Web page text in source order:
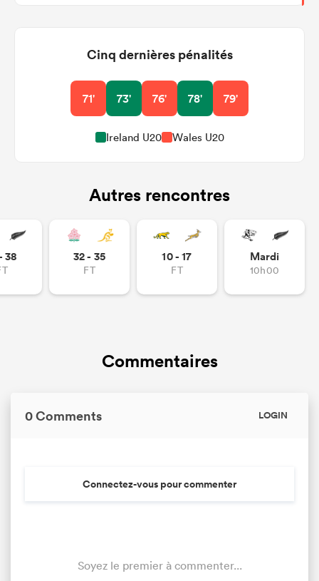
Cinq dernières pénalités
71' 73' 76' 78' 79'
Ireland U20 Wales U20
Autres rencontres
38 32 - 35
FT
10 - 17
FT
Mardi
10h00
Commentaires
0 Comments LOGIN
Connectez-vous pour commenter
Soyez le premier à commenter...